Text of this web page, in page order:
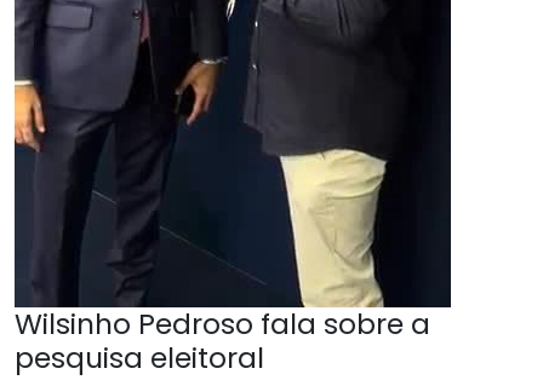
Wilsinho Pedroso fala sobre a
pesquisa eleitoral